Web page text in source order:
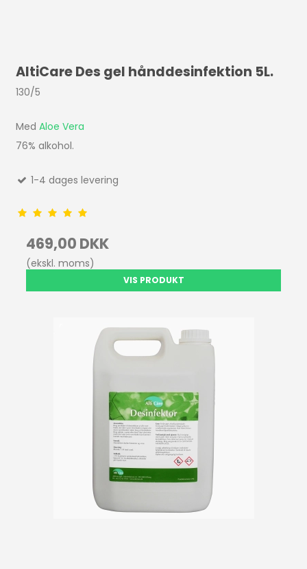
AltiCare Des gel hånddesinfektion 5L.
130/5
Med Aloe Vera
76% alkohol.
1-4 dages levering
469,00 DKK
(ekskl. moms)
VIS PRODUKT